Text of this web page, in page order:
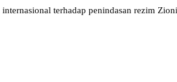
terhadap penindasan rezim